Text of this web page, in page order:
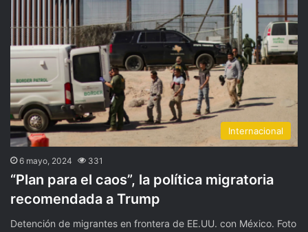
Internacional
6 mayo, 2024 331
“Plan para el caos”, la política migratoria
recomendada a Trump
Detención de migrantes en frontera de EE.UU. con México. Foto